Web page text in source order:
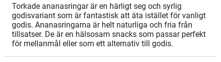
Torkade ananasringar är en härligt seg och syrlig
godisvariant som är fantastisk att äta istället för vanligt
godis. Ananasringarna är helt naturliga och fria från
tillsatser. De är en hälsosam snacks som passar perfekt
för mellanmål eller som ett alternativ till godis.